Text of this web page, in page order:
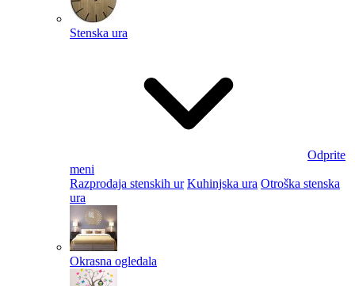
Stenska ura
Odprite
meni
Razprodaja stenskih ur Kuhinjska ura Otroška stenska
ura
Okrasna ogledala